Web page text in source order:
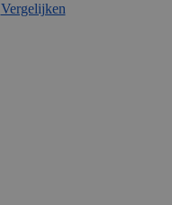
Vergelijken